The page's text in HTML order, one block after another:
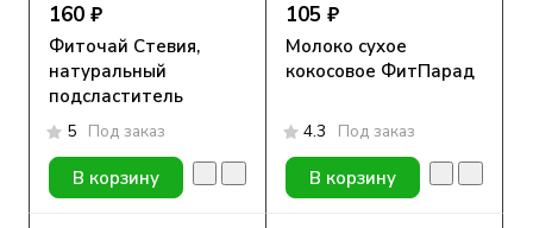
160 ₽
Фиточай Стевия,
натуральный
подсластитель
5 Под заказ
В корзину
105 ₽
Молоко сухое
кокосовое ФитПарад
4.3 Под заказ
В корзину